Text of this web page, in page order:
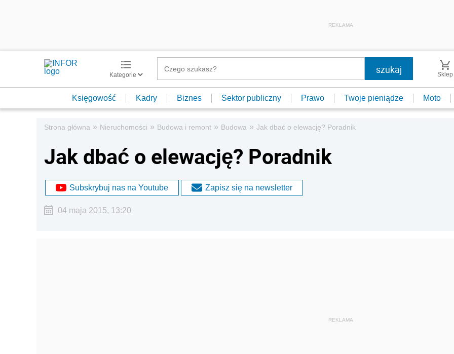
REKLAMA
Kategorie Sklep
Księgowość Kadry Biznes Sektor publiczny Prawo Twoje pieniądze Moto
Strona główna » Nieruchomości » Budowa i remont » Budowa » Jak dbać o elewację? Poradnik
Jak dbać o elewację? Poradnik
Subskrybuj nas na Youtube Zapisz się na newsletter
04 maja 2015, 13:20